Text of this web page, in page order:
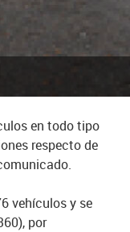
en todo tipo
respecto de
vehículos y se
por